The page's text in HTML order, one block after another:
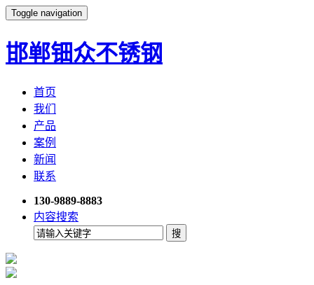
Toggle navigation
邯郸钿众不锈钢
首页
我们
产品
案例
新闻
联系
130-9889-8883
内容搜索